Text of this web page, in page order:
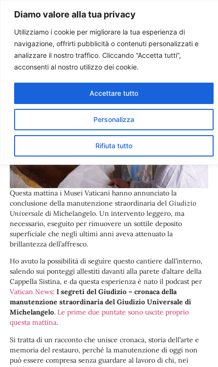
Diamo valore alla tua privacy
Utilizziamo i cookie per migliorare la tua esperienza di
navigazione, offrirti pubblicità o contenuti personalizzati e
analizzare il nostro traffico. Cliccando “Accetta tutti”,
acconsenti al nostro utilizzo dei cookie.
Personalizza
Rifiuta tutto
Accettare tutto
Paolo Ondarza
Il Giudizio Universale senza
veli. Il podcast
Questa mattina i Musei Vaticani hanno annunciato la
conclusione della manutenzione straordinaria del Giudizio
Universale di Michelangelo. Un intervento leggero, ma
necessario, eseguito per rimuovere un sottile deposito
superficiale che negli ultimi anni aveva attenuato la
brillantezza dell’affresco.
Ho avuto la possibilità di seguire questo cantiere dall’interno,
salendo sui ponteggi allestiti davanti alla parete d’altare della
Cappella Sistina, e da questa esperienza è nato il podcast per
Vatican News: I segreti del Giudizio – cronaca della
manutenzione straordinaria del Giudizio Universale di
Michelangelo. Le prime due puntate sono uscite proprio
questa mattina.
Si tratta di un racconto che unisce cronaca, storia dell’arte e
memoria del restauro, perché la manutenzione di oggi non
può essere compresa senza guardare al lavoro di chi, nei